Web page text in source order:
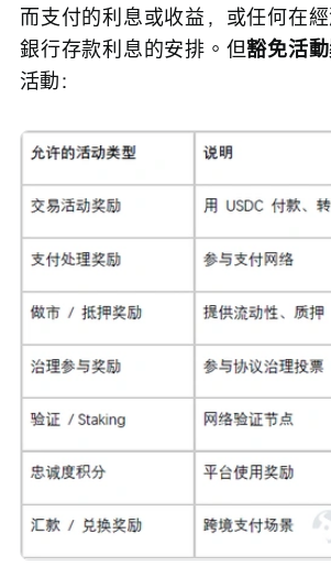
而支付的利息或收益，或任何在
銀行存款利息的安排。但豁免活
活動：